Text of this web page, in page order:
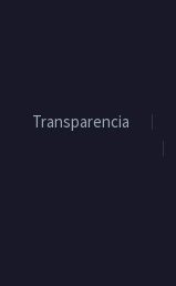
Transparencia